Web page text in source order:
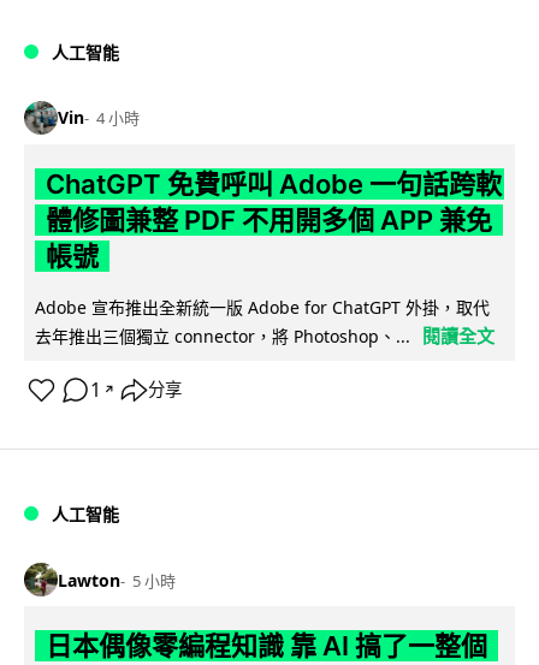
人工智能
Vin 4 小時
ChatGPT 免費呼叫 Adobe 一句話跨軟
體修圖兼整 PDF 不用開多個 APP 兼免
帳號
Adobe 宣布推出全新統一版 Adobe for ChatGPT 外掛，取代
去年推出三個獨立 connector，將 Photoshop、...
閱讀全文
1 ↗ 分享
人工智能
Lawton 5 小時
日本偶像零編程知識 靠 AI 搞了一整個